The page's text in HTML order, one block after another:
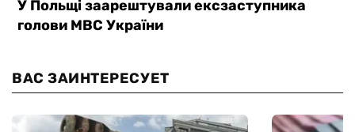
ВАС ЗАИНТЕРЕСУЕТ